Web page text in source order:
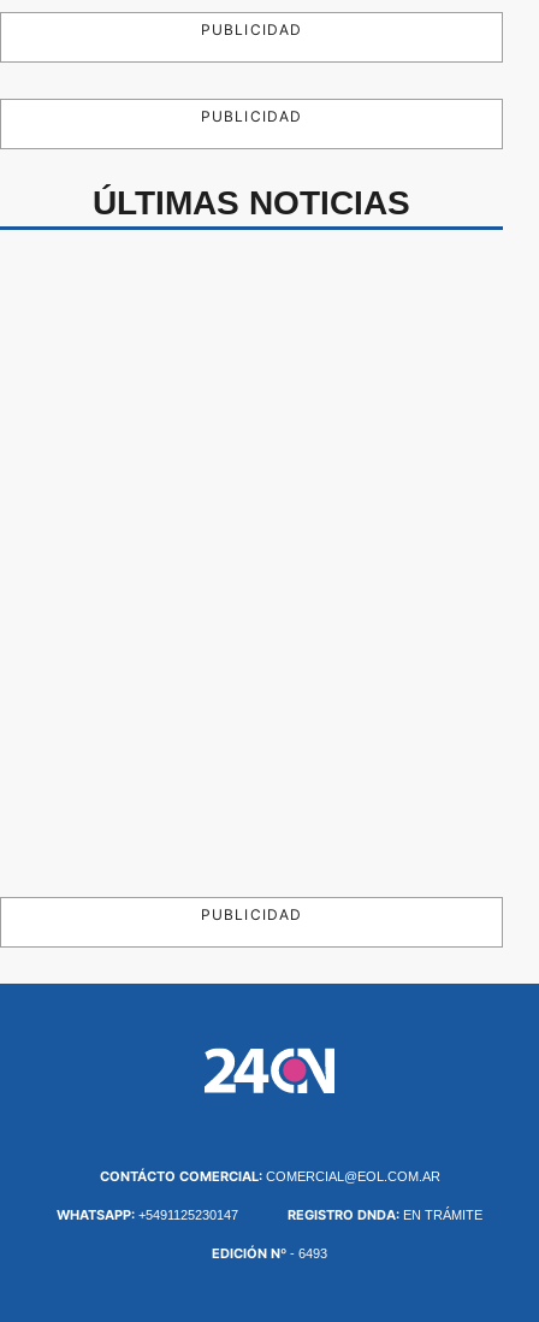
PUBLICIDAD
PUBLICIDAD
ÚLTIMAS NOTICIAS
PUBLICIDAD
CONTÁCTO COMERCIAL: COMERCIAL@EOL.COM.AR
WHATSAPP: +5491125230147 REGISTRO DNDA: EN TRÁMITE
EDICIÓN Nº - 6493